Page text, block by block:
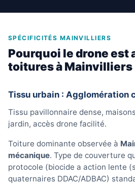
SPÉCIFICITÉS MAINVILLIERS
Pourquoi le drone est
toitures à Mainvilliers
Tissu urbain : Agglomération
Tissu pavillonnaire dense,
jardin, accès drone facilité.
Toiture dominante observée à
mécanique. Type de couverture
protocole (biocide a action lente
quaternaires DDAC/ADBAC)